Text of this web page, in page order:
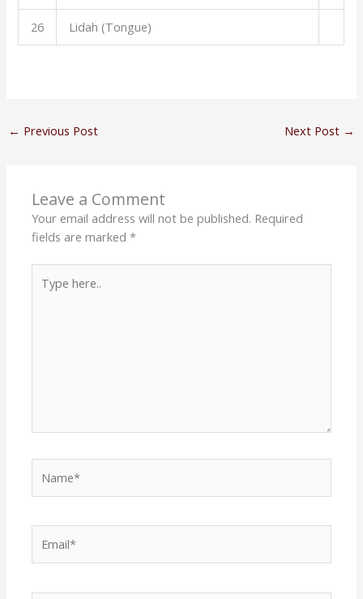
26 Lidah (Tongue)
← Previous Post Next Post →
Leave a Comment
Your email address will not be published. Required
fields are marked*
here..